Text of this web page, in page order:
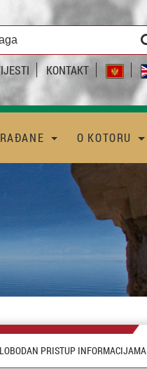
KONTAKT
O KOTORU
PRISTUP INFORMACIJAMA